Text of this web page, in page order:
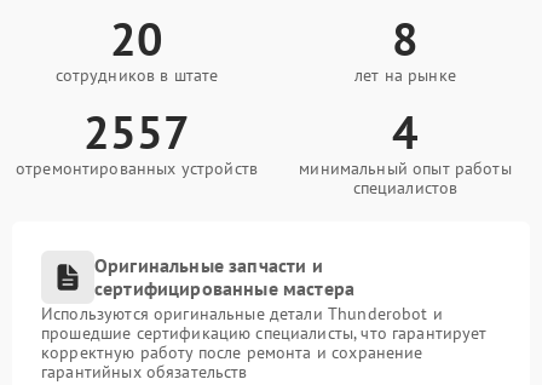
20
сотрудников в штате
8
лет на рынке
2557
отремонтированных устройств
4
минимальный опыт работы
специалистов
Оригинальные запчасти и
сертифицированные мастера
Используются оригинальные детали Thunderobot и
прошедшие сертификацию специалисты, что гарантирует
корректную работу после ремонта и сохранение
гарантийных обязательств